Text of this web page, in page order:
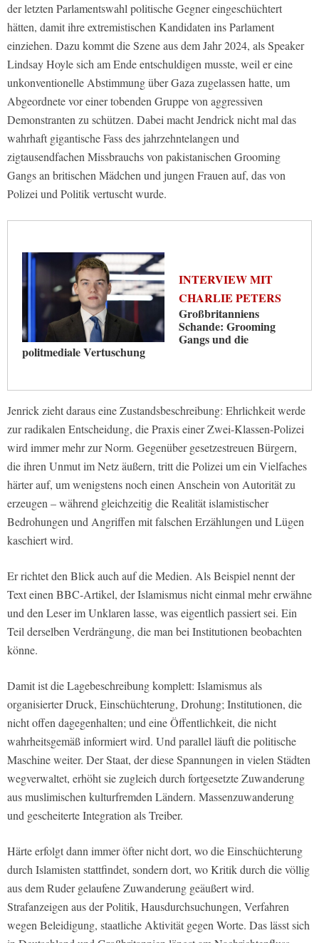
der letzten Parlamentswahl politische Gegner eingeschüchtert
hätten, damit ihre extremistischen Kandidaten ins Parlament
einziehen. Dazu kommt die Szene aus dem Jahr 2024, als Speaker
Lindsay Hoyle sich am Ende entschuldigen musste, weil er eine
unkonventionelle Abstimmung über Gaza zugelassen hatte, um
Abgeordnete vor einer tobenden Gruppe von aggressiven
Demonstranten zu schützen. Dabei macht Jendrick nicht mal das
wahrhaft gigantische Fass des jahrzehntelangen und
zigtausendfachen Missbrauchs von pakistanischen Grooming
Gangs an britischen Mädchen und jungen Frauen auf, das von
Polizei und Politik vertuscht wurde.
INTERVIEW MIT
CHARLIE PETERS
Großbritanniens
Schande: Grooming
Gangs und die
politmediale Vertuschung
Jenrick zieht daraus eine Zustandsbeschreibung: Ehrlichkeit werde
zur radikalen Entscheidung, die Praxis einer Zwei-Klassen-Polizei
wird immer mehr zur Norm. Gegenüber gesetzestreuen Bürgern,
die ihren Unmut im Netz äußern, tritt die Polizei um ein Vielfaches
härter auf, um wenigstens noch einen Anschein von Autorität zu
erzeugen – während gleichzeitig die Realität islamistischer
Bedrohungen und Angriffen mit falschen Erzählungen und Lügen
kaschiert wird.
Er richtet den Blick auch auf die Medien. Als Beispiel nennt der
Text einen BBC-Artikel, der Islamismus nicht einmal mehr erwähne
und den Leser im Unklaren lasse, was eigentlich passiert sei. Ein
Teil derselben Verdrängung, die man bei Institutionen beobachten
könne.
Damit ist die Lagebeschreibung komplett: Islamismus als
organisierter Druck, Einschüchterung, Drohung; Institutionen, die
nicht offen dagegenhalten; und eine Öffentlichkeit, die nicht
wahrheitsgemäß informiert wird. Und parallel läuft die politische
Maschine weiter. Der Staat, der diese Spannungen in vielen Städten
wegverwaltet, erhöht sie zugleich durch fortgesetzte Zuwanderung
aus muslimischen kulturfremden Ländern. Massenzuwanderung
und gescheiterte Integration als Treiber.
Härte erfolgt dann immer öfter nicht dort, wo die Einschüchterung
durch Islamisten stattfindet, sondern dort, wo Kritik durch die völlig
aus dem Ruder gelaufene Zuwanderung geäußert wird.
Strafanzeigen aus der Politik, Hausdurchsuchungen, Verfahren
wegen Beleidigung, staatliche Aktivität gegen Worte. Das lässt sich